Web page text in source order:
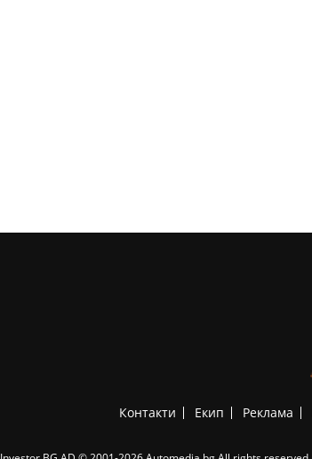
Контакти Екип Реклама